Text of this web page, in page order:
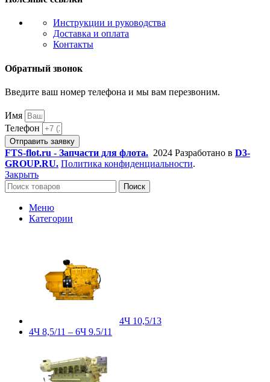
Инструкции и руководства
Доставка и оплата
Контакты
Обратный звонок
Введите ваш номер телефона и мы вам перезвоним.
Имя
Телефон
Отправить заявку
FTS-flot.ru - Запчасти для флота. 2024 Разработано в D3-
GROUP.RU. Политика конфиденциальности.
Закрыть
Поиск
Меню
Категории
4Ч 10,5/13
4Ч 8,5/11 – 6Ч 9.5/11